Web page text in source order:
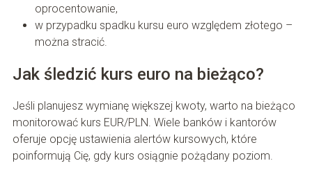
oprocentowanie,
w przypadku spadku kursu euro względem złotego –
można stracić.
Jak śledzić kurs euro na bieżąco?
Jeśli planujesz wymianę większej kwoty, warto na bieżąco
monitorować kurs EUR/PLN. Wiele banków i kantorów
oferuje opcję ustawienia alertów kursowych, które
poinformują Cię, gdy kurs osiągnie pożądany poziom.